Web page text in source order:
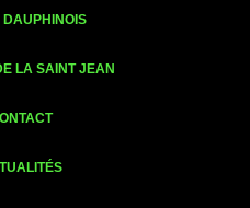
DAUPHINOIS
LA SAINT JEAN